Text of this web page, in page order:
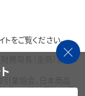
をご覧ください。
務局長（金商）第195
業協会、日本商品
会、一般社団法人資